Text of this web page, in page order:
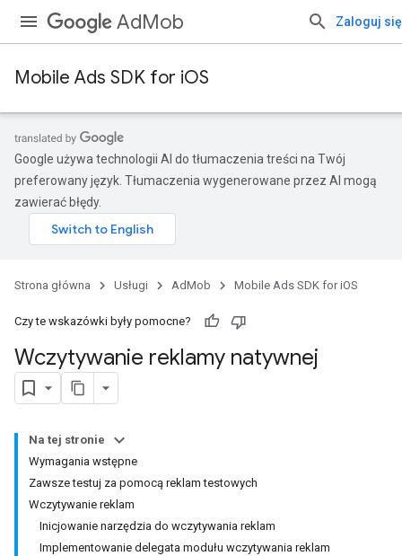
AdMob Zaloguj się
Mobile Ads SDK for iOS
Google używa technologii AI do tłumaczenia treści na Twój
preferowany język. Tłumaczenia wygenerowane przez AI mogą
zawierać błędy.
Strona główna Usługi AdMob Mobile Ads SDK for iOS
Czy te wskazówki były pomocne?
Wczytywanie reklamy natywnej
Na tej stronie
Wymagania wstępne
Zawsze testuj za pomocą reklam testowych
Wczytywanie reklam
Inicjowanie narzędzia do wczytywania reklam
Implementowanie delegata modułu wczytywania reklam